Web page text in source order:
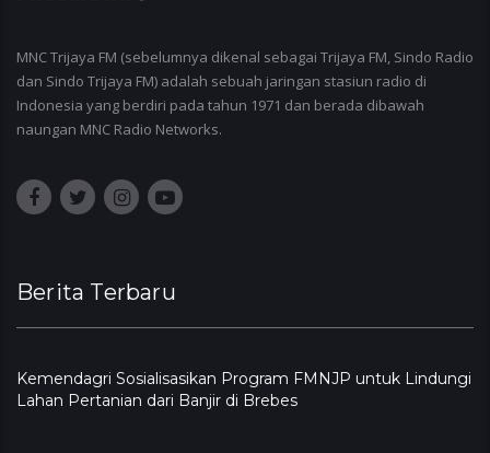
MNC Trijaya FM (sebelumnya dikenal sebagai Trijaya FM, Sindo Radio
dan Sindo Trijaya FM) adalah sebuah jaringan stasiun radio di
Indonesia yang berdiri pada tahun 1971 dan berada dibawah
naungan MNC Radio Networks.
Berita Terbaru
Kemendagri Sosialisasikan Program FMNJP untuk Lindungi
Lahan Pertanian dari Banjir di Brebes